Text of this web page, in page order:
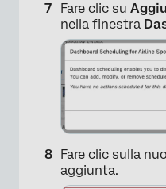
Fare clic su
nella finestra
Fare clic sulla
aggiunta.